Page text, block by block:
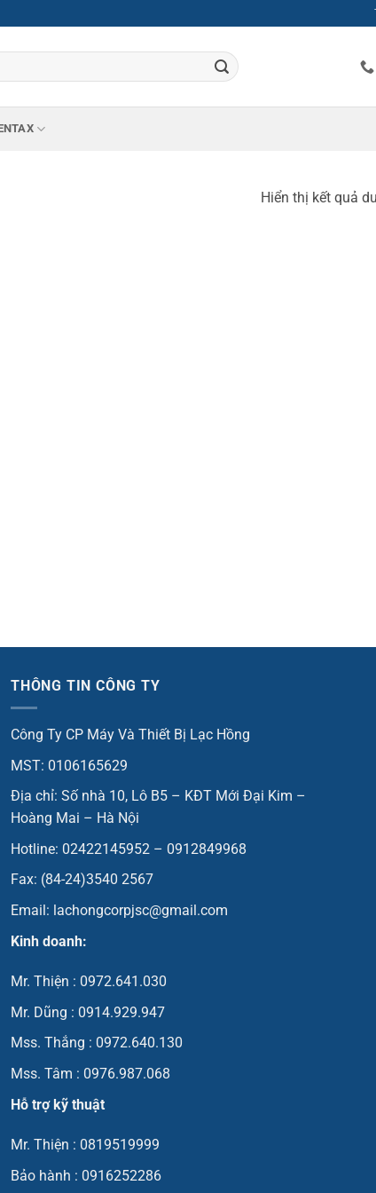
Hiển thị kết quả
THÔNG TIN CÔNG TY
Công Ty CP Máy Và Thiết Bị Lạc Hồng
MST: 0106165629
Địa chỉ: Số nhà 10, Lô B5 – KĐT Mới Đại Kim –
Hoàng Mai – Hà Nội
Hotline: 02422145952 – 0912849968
Fax: (84-24)3540 2567
Email: lachongcorpjsc@gmail.com
Kinh doanh:
Mr. Thiện : 0972.641.030
Mr. Dũng : 0914.929.947
Mss. Thắng : 0972.640.130
Mss. Tâm : 0976.987.068
Hỗ trợ kỹ thuật
Mr. Thiện : 0819519999
Bảo hành : 0916252286